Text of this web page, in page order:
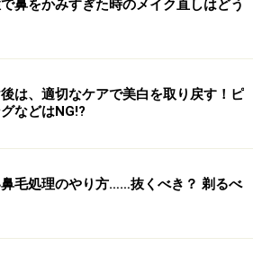
ングで、透明感たっぷりに仕上げ
う髪のタイプ】
・ベース・面長・逆三角
鼻をかみすぎた時のメイク直しはどう
後は、適切なケアで美白を取り戻す！ピ
などはNG!?
毛処理のやり方……抜くべき？ 剃るべ